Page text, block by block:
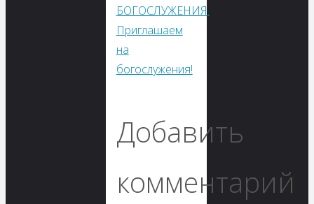
БОГОСЛУЖЕНИЯ.
Приглашаем
на
богослужения!
Добавить
комментарий